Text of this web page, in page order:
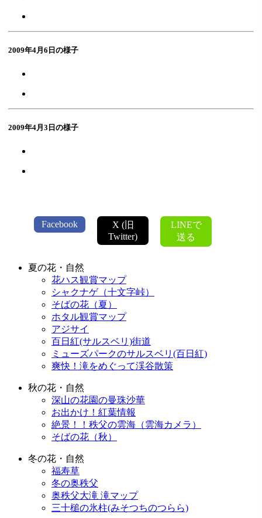
2009年4月6日の様子
2009年4月3日の様子
Facebook
X (旧
Twitter)
LINEで
送る
夏の花・自然
花ハス観賞マップ
シャクナゲ（十文字峠）
そばの花（夏）
ホタル観賞マップ
アジサイ
百日紅(サルスベリ)街道
ミューズパークのサルスベリ(百日紅)
爽快！滝をめぐって渓谷散策
秋の花・自然
深山の花園の曼珠沙華
お出かけ！紅葉情報
絶景！！秩父の雲海（雲海カメラ）
そばの花（秋）
冬の花・自然
福寿草
冬の奥秩父
奥秩父大滝 滝マップ
三十槌の氷柱(みそつちのつらら)